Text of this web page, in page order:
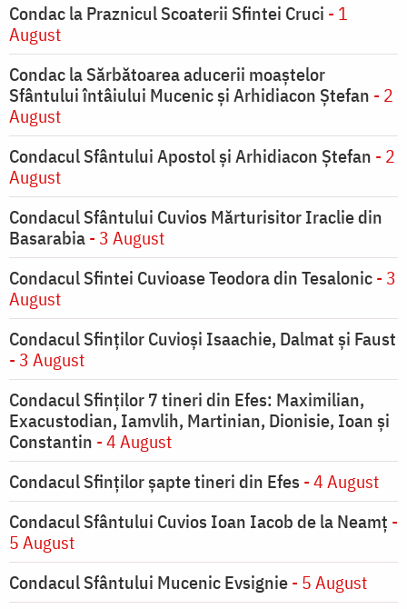
Condac la Praznicul Scoaterii Sfintei Cruci - 1
August
Condac la Sărbătoarea aducerii moaştelor
Sfântului întâiului Mucenic şi Arhidiacon Ştefan - 2
August
Condacul Sfântului Apostol și Arhidiacon Ștefan - 2
August
Condacul Sfântului Cuvios Mărturisitor Iraclie din
Basarabia- 3 August
Condacul Sfintei Cuvioase Teodora din Tesalonic- 3
August
Condacul Sfinţilor Cuvioşi Isaachie, Dalmat şi Faust
- 3 August
Condacul Sfinţilor 7 tineri din Efes: Maximilian,
Exacustodian, Iamvlih, Martinian, Dionisie, Ioan şi
Constantin - 4 August
Condacul Sfinţilor şapte tineri din Efes - 4 August
Condacul Sfântului Cuvios Ioan Iacob de la Neamț -
5 August
Condacul Sfântului Mucenic Evsignie- 5 August